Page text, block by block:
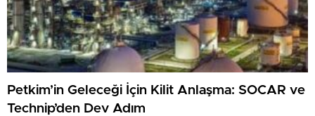
Petkim’in Geleceği İçin Kilit Anlaşma: SOCAR ve
Technip’den Dev Adım